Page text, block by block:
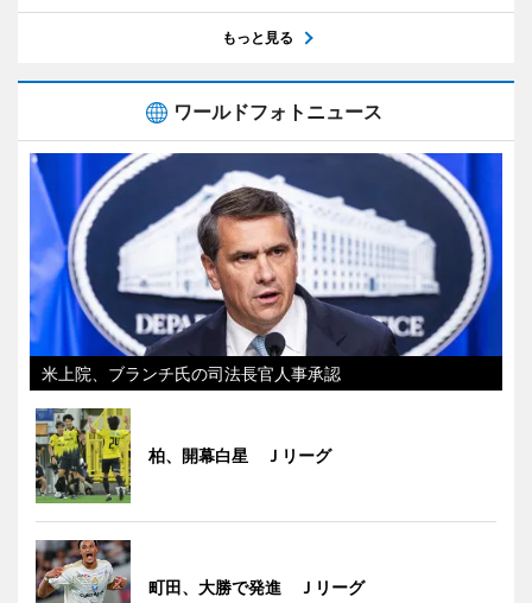
もっと見る
ワールドフォトニュース
米上院、ブランチ氏の司法長官人事承認
柏、開幕白星 Ｊリーグ
町田、大勝で発進 Ｊリーグ